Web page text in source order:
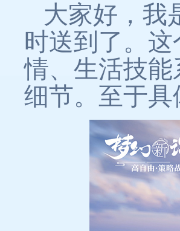
大家好，我
时送到了。
情、生活技
细节。至于